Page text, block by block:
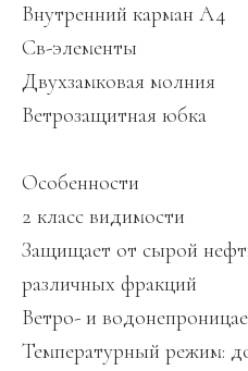
Внутренний карман A4
Св-элементы
Двухзамковая молния
Ветрозащитная юбка
Особенности
2 класс видимости
Защищает от сырой
различных фракций
Ветро- и
Температурный режим: